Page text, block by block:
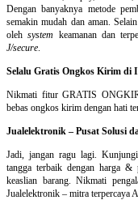
Dengan banyaknya metode
semakin mudah dan aman.
olehsystem keamanan dan
J/secure.
Selalu Gratis Ongkos Kirim di
Nikmati fitur GRATIS
bebas ongkos kirim dengan hati
Jualelektronik – Pusat Solusi
Jadi, jangan ragu lagi.
tangga terbaik dengan harga
keaslian barang. Nikmati
Jualelektronik – mitra terpercaya